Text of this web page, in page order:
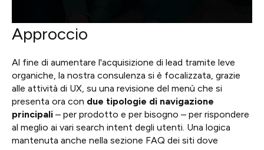
Approccio
Al fine di aumentare l'acquisizione di lead tramite leve
organiche, la nostra consulenza si è focalizzata, grazie
alle attività di UX, su una revisione del menù che si
presenta ora con due tipologie di navigazione
principali – per prodotto e per bisogno – per rispondere
al meglio ai vari search intent degli utenti. Una logica
mantenuta anche nella sezione FAQ dei siti dove